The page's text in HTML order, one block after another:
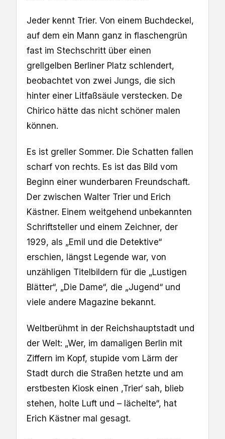
Jeder kennt Trier. Von einem Buchdeckel,
auf dem ein Mann ganz in flaschengrün
fast im Stechschritt über einen
grellgelben Berliner Platz schlendert,
beobachtet von zwei Jungs, die sich
hinter einer Litfaßsäule verstecken. De
Chirico hätte das nicht schöner malen
können.
Es ist greller Sommer. Die Schatten fallen
scharf von rechts. Es ist das Bild vom
Beginn einer wunderbaren Freundschaft.
Der zwischen Walter Trier und Erich
Kästner. Einem weitgehend unbekannten
Schriftsteller und einem Zeichner, der
1929, als „Emil und die Detektive“
erschien, längst Legende war, von
unzähligen Titelbildern für die „Lustigen
Blätter“, „Die Dame“, die „Jugend“ und
viele andere Magazine bekannt.
Weltberühmt in der Reichshauptstadt und
der Welt: „Wer, im damaligen Berlin mit
Ziffern im Kopf, stupide vom Lärm der
Stadt durch die Straßen hetzte und am
erstbesten Kiosk einen ,Trier‘ sah, blieb
stehen, holte Luft und – lächelte“, hat
Erich Kästner mal gesagt.